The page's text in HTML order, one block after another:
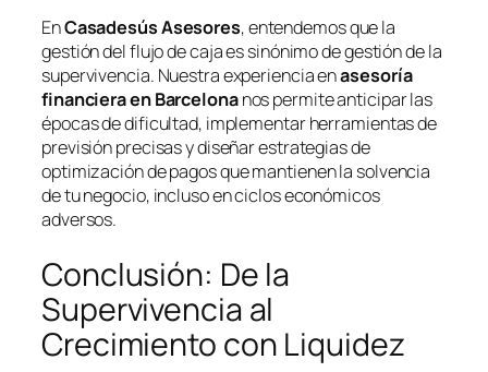
EnCasadesús Asesores, entendemos que la
gestión del flujo de caja es sinónimo de gestión de la
supervivencia. Nuestra experiencia enasesoría
financiera en Barcelonanos permite anticipar las
épocas de dificultad, implementar herramientas de
previsión precisas y diseñar estrategias de
optimización de pagos que mantienen la solvencia
de tu negocio, incluso en ciclos económicos
adversos.
Conclusión: De la
Supervivencia al
Crecimiento con Liquidez